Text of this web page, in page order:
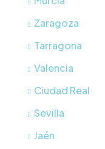
Zaragoza
Tarragona
Valencia
Ciudad Real
Sevilla
Jaén